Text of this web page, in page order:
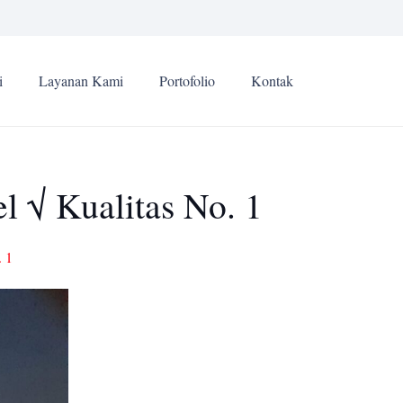
Layanan Kami Portofolio Kontak
√ Kualitas No. 1